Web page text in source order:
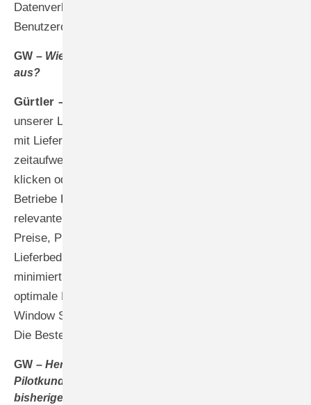
Datenverluste über eine einheitliche, zentrale
Benutzeroberfläche.
GW –Wie sieht es mit der Vernetzung der Lieferanten
aus?
Gürtler –
unserer Lösung. Mit IDA gelingt auch die Vernetzung
mit Lieferanten einfach und effizient. Anstatt sich
zeitaufwendig durch verschiedene Webshops zu
klicken oder lange Telefonate zu führen, legen
Betriebe Bestellungen direkt in der IDA an. Alle
relevanten Daten wie Artikelstammdaten, aktuelle
Preise, Preisentwicklungen, Bestellhistorien oder
Lieferbedingungen haben sie jederzeit griffbereit. Das
minimiert den Aufwand im Einkauf und sichert
optimale Konditionen. Bei der Partnerschaft mit Rehau
Window Solutions zeigt sich das besonders deutlich:
Die Bestellung läuft nahtlos aus dem System heraus.
GW –Herr Schramm, welche Module haben Sie als
Pilotkunde bereits implementiert und wie sind Ihre
bisherigen Erfahrungen?